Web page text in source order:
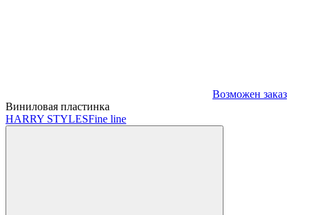
Возможен заказ
Виниловая пластинка
HARRY STYLESFine line